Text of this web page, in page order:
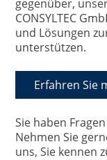
gegenüber,
CONSYLTEC
und Lösungen
unterstützen.
Erfahren Sie
Sie haben
Nehmen Sie
uns, Sie kennen